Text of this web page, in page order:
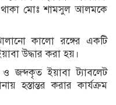
থাকা মোঃ শামসুল আলমকে
কালো রঙ্গের একটি
উদ্ধার করা হয়।
ইয়াবা ট্যাবলেট
হস্তান্তর করার কার্যক্রম